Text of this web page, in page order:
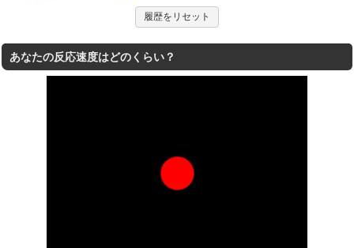
履歴をリセット
あなたの反応速度はどのくらい？